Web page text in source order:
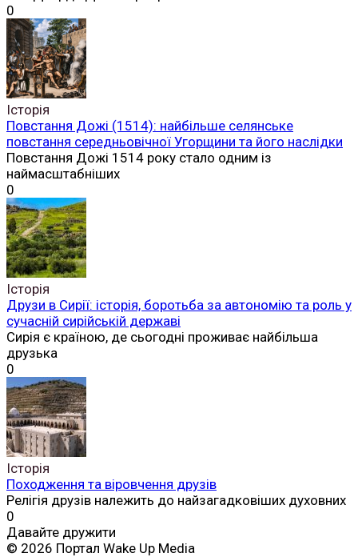
0
Історія
Повстання Дожі (1514): найбільше селянське
повстання середньовічної Угорщини та його наслідки
Повстання Дожі 1514 року стало одним із
наймасштабніших
0
Історія
Друзи в Сирії: історія, боротьба за автономію та роль у
сучасній сирійській державі
Сирія є країною, де сьогодні проживає найбільша
друзька
0
Історія
Походження та віровчення друзів
Релігія друзів належить до найзагадковіших духовних
0
Давайте дружити
© 2026 Портал Wake Up Media